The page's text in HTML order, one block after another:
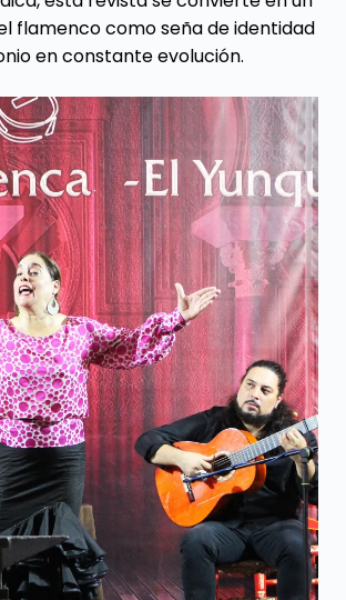
flamenco como seña de identidad
en constante evolución.